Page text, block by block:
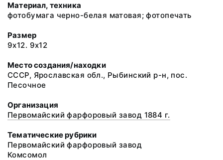
Материал, техника
фотобумага черно-белая матовая; фотопечать
Размер
9х12. 9х12
Место создания/находки
СССР, Ярославская обл., Рыбинский р-н, пос.
Песочное
Организация
Первомайский фарфоровый завод 1884 г.
Тематические рубрики
Первомайский фарфоровый завод
Комсомол